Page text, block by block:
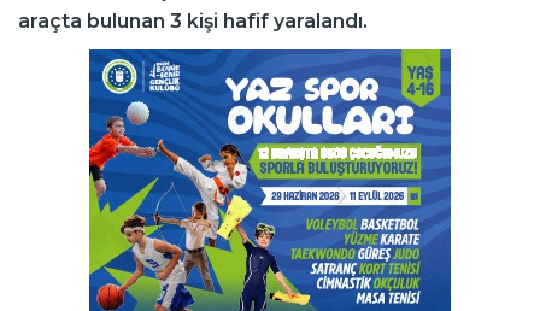
araçta bulunan 3 kişi hafif yaralandı.